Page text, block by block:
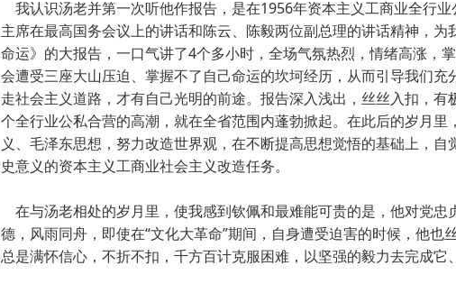
我认识汤老并第一次听他作报告，是在1956年资本主义工商业全行
主席在最高国务会议上的讲话和陈云、陈毅两位副总理的讲话精神，
命运》的大报告，一口气讲了4个多小时，全场气氛热烈，情绪高涨，
会遭受三座大山压迫、掌握不了自己命运的坎坷经历，从而引导我们
走社会主义道路，才有自己光明的前途。报告深入浅出，丝丝入扣，
个全行业公私合营的高潮，就在全省范围内蓬勃掀起。在此后的岁月
义、毛泽东思想，努力改造世界观，在不断提高思想觉悟的基础上，
史意义的资本主义工商业社会主义改造任务。
在与汤老相处的岁月里，使我感到钦佩和最难能可贵的是，他对党
德，风雨同舟，即使在“文化大革命”期间，自身遭受迫害的时候，他
总是满怀信心，不折不扣，千方百计克服困难，以坚强的毅力去完成它